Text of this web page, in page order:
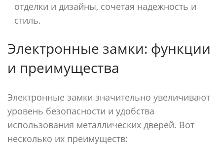
отделки и дизайны, сочетая надежность и
стиль.
Электронные замки: функции
и преимущества
Электронные замки значительно увеличивают
уровень безопасности и удобства
использования металлических дверей. Вот
несколько их преимуществ: